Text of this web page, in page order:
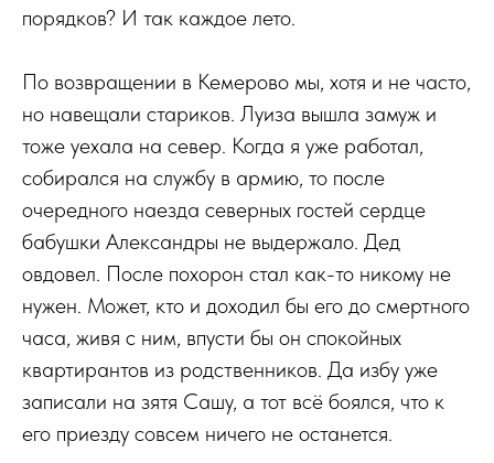
порядков? И так каждое лето.
По возвращении в Кемерово мы, хотя и не часто,
но навещали стариков. Луиза вышла замуж и
тоже уехала на север. Когда я уже работал,
собирался на службу в армию, то после
очередного наезда северных гостей сердце
бабушки Александры не выдержало. Дед
овдовел. После похорон стал как-то никому не
нужен. Может, кто и доходил бы его до смертного
часа, живя с ним, впусти бы он спокойных
квартирантов из родственников. Да избу уже
записали на зятя Сашу, а тот всё боялся, что к
его приезду совсем ничего не останется.